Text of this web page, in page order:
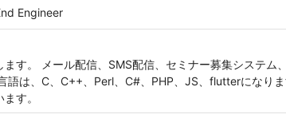
Engineer
す。 メール配信、SMS配信、セミナー募集システ
語は、C、C++、Perl、C#、PHP、JS、flutterになり
す。